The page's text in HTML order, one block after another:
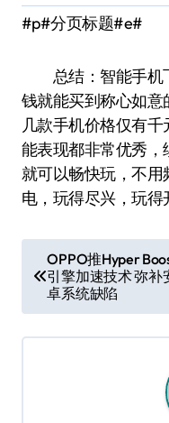
#p#分页标题#e#
总结：智能手机
钱就能买到称心如
几款手机价格仅有
能表现都非常优秀
就可以畅快玩，不
电，玩得尽兴，玩得
章
导
航
OPPO推Hyper
引擎加速技术 弥补
卓系统缺陷